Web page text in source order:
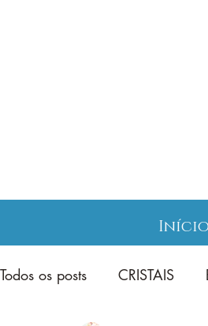
Início
Todos os posts CRISTAIS